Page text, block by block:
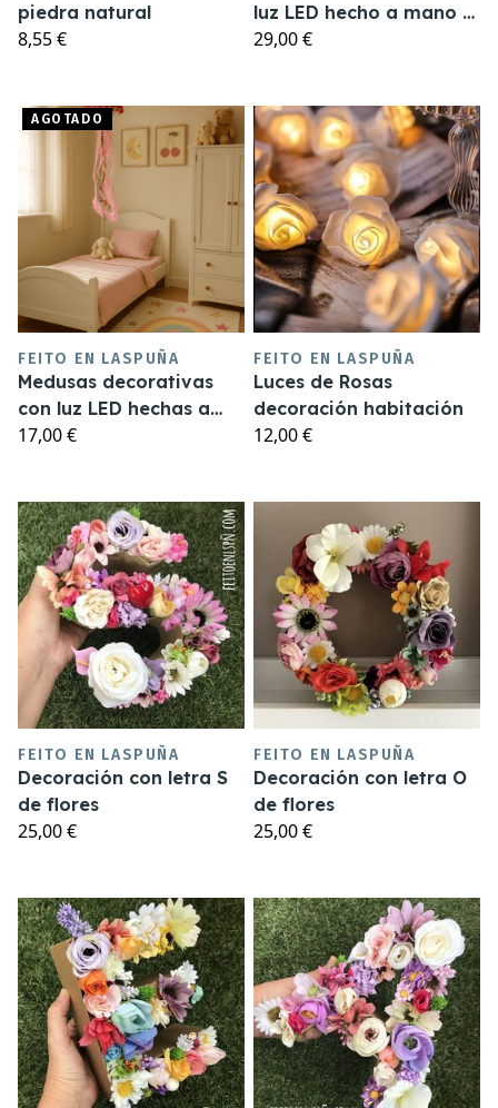
piedra natural
8,55 €
luz LED hecho a mano –
Punto de luz infantil con
29,00 €
AGOTADO
FEITO EN LASPUÑA
Medusas decorativas
con luz LED hechas a
mano – Punto de luz
17,00 €
FEITO EN LASPUÑA
Luces de Rosas
decoración habitación
12,00 €
FEITO EN LASPUÑA
Decoración con letra S
de flores
25,00 €
FEITO EN LASPUÑA
Decoración con letra O
de flores
25,00 €